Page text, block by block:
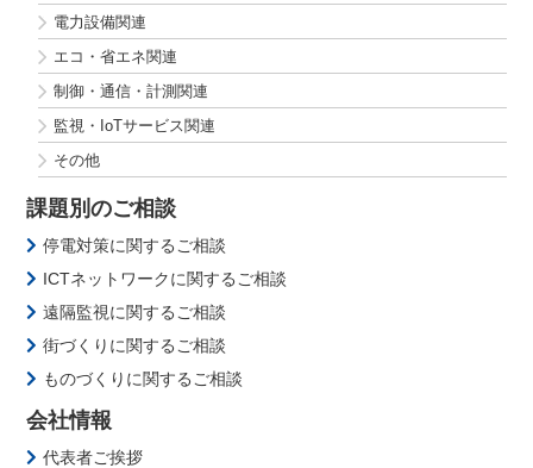
電力設備関連
エコ・省エネ関連
制御・通信・計測関連
監視・IoTサービス関連
その他
課題別のご相談
停電対策に関するご相談
ICTネットワークに関するご相談
遠隔監視に関するご相談
街づくりに関するご相談
ものづくりに関するご相談
会社情報
代表者ご挨拶